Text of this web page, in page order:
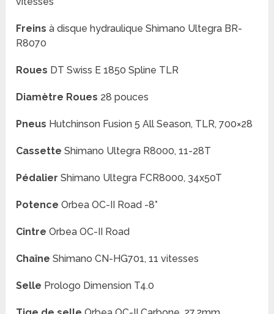
Freins à disque hydraulique Shimano Ultegra BR-
R8070
Roues DT Swiss E 1850 Spline TLR
Diamètre Roues 28 pouces
Pneus Hutchinson Fusion 5 All Season, TLR, 700×28
Cassette Shimano Ultegra R8000, 11-28T
Pédalier Shimano Ultegra FCR8000, 34x50T
Potence Orbea OC-II Road -8°
Cintre Orbea OC-II Road
Chaîne Shimano CN-HG701, 11 vitesses
Selle Prologo Dimension T4.0